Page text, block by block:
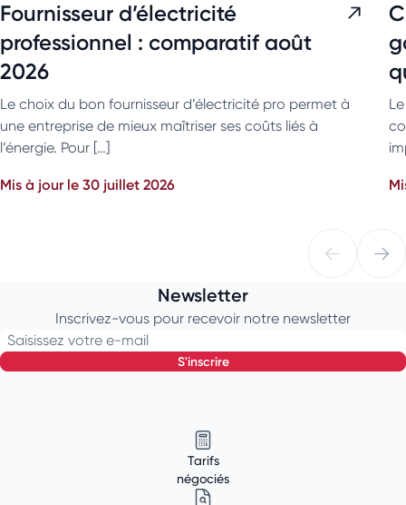
Fournisseur d’électricité
professionnel : comparatif août
2026
Le choix du bon fournisseur d’électricité pro permet à
une entreprise de mieux maîtriser ses coûts liés à
l’énergie. Pour […]
Mis à jour le 30 juillet 2026
Newsletter
Inscrivez-vous pour recevoir notre newsletter
Saisissez votre e-mail
s'inscrire
Tarifs
négociés